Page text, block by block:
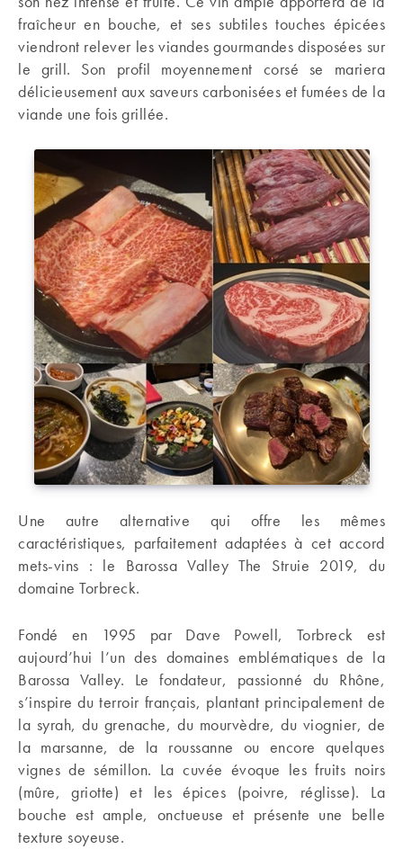
fraîcheur en bouche, et ses subtiles touches épicées
viendront relever les viandes gourmandes disposées sur
le grill. Son profil moyennement corsé se mariera
délicieusement aux saveurs carbonisées et fumées de la
viande une fois grillée.
Une autre alternative qui offre les mêmes
caractéristiques, parfaitement adaptées à cet accord
mets-vins : le Barossa Valley The Struie 2019, du
domaine Torbreck.
Fondé en 1995 par Dave Powell, Torbreck est
aujourd’hui l’un des domaines emblématiques de la
Barossa Valley. Le fondateur, passionné du Rhône,
s’inspire du terroir français, plantant principalement de
la syrah, du grenache, du mourvèdre, du viognier, de
la marsanne, de la roussanne ou encore quelques
vignes de sémillon. La cuvée évoque les fruits noirs
(mûre, griotte) et les épices (poivre, réglisse). La
bouche est ample, onctueuse et présente une belle
texture soyeuse.